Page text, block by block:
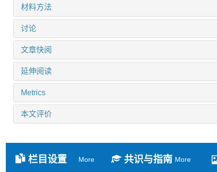
材料方法
讨论
文章快阅
延伸阅读
Metrics
本文评价
栏目设置 More 共识与指南 More